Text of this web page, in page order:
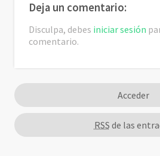
Deja un comentario:
Disculpa, debes iniciar sesión
comentario.
Acceder
RSS de las